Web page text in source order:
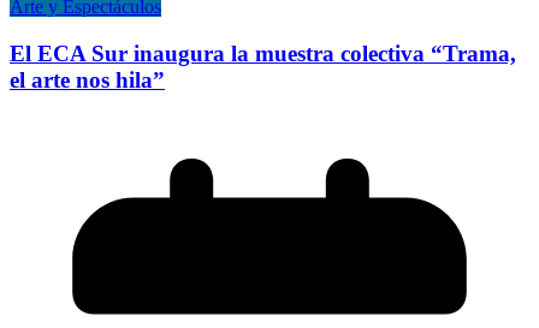
Arte y Espectáculos
El ECA Sur inaugura la muestra colectiva “Trama,
el arte nos hila”